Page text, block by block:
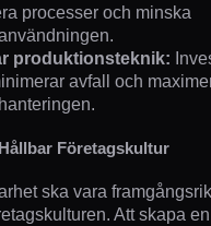
processer och minska
produktionsteknik:
avfall och
Företagskultur
ska vara
Att skapa